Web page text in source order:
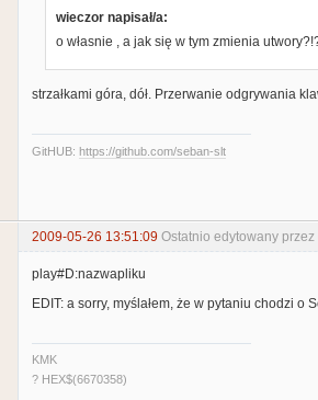
wieczor napisał/a:
o własnie , a jak się w tym zmienia
strzałkami góra, dół. Przerwanie odgrywania
GitHUB: https://github.com/seban-slt
2009-05-26 13:51:09 Ostatnio edytowany
play#D:nazwapliku
EDIT: a sorry, myślałem, że w pytaniu chodzi o
KMK
? HEX$(6670358)